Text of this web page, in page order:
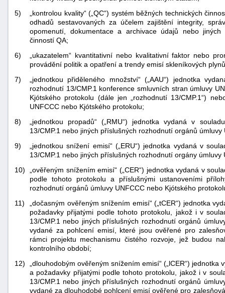
5)
„kontrolou kvality“ („QC“) systém běžných technických
odhadů sestavovaných za účelem zajištění integrity,
opomenutí, dokumentace a archivace údajů nebo
činností QA;
6)
„ukazatelem“ kvantitativní nebo kvalitativní faktor nebo
provádění politik a opatření a trendy emisí skleníkových
7)
„jednotkou přiděleného množství“ („AAU“) jednotka
rozhodnutí 13/CMP.1 konference smluvních stran úmluvy
Kjótského protokolu (dále jen „rozhodnutí 13/CMP.1“)
UNFCCC nebo Kjótského protokolu;
8)
„jednotkou propadů“ („RMU“) jednotka vydaná v
13/CMP.1 nebo jiných příslušných rozhodnutí orgánů
9)
„jednotkou snížení emisí“ („ERU“) jednotka vydaná v
13/CMP.1 nebo jiných příslušných rozhodnutí orgány
10)
„ověřeným snížením emisí“ („CER“) jednotka vydaná v
podle tohoto protokolu a příslušnými ustanoveními
rozhodnutí orgánů úmluvy UNFCCC nebo Kjótského
11)
„dočasným ověřeným snížením emisí“ („tCER“) jednotka
požadavky přijatými podle tohoto protokolu, jakož i v
13/CMP.1 nebo jiných příslušných rozhodnutí orgánů
vydané za pohlcení emisí, které jsou ověřené pro
rámci projektu mechanismu čistého rozvoje, jež budou
kontrolního období;
12)
„dlouhodobým ověřeným snížením emisí“ („lCER“)
a požadavky přijatými podle tohoto protokolu, jakož i v
13/CMP.1 nebo jiných příslušných rozhodnutí orgánů
vydané za dlouhodobé pohlcení emisí ověřené pro